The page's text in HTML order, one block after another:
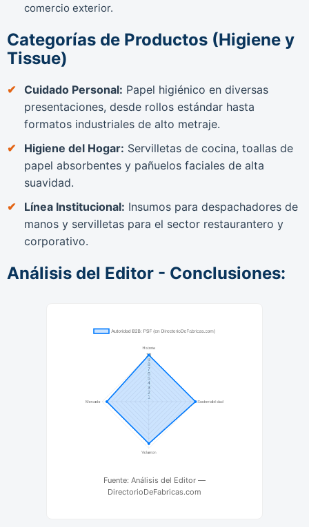
comercio exterior.
Categorías de Productos (Higiene y
Tissue)
Cuidado Personal: Papel higiénico en diversas
presentaciones, desde rollos estándar hasta
formatos industriales de alto metraje.
Higiene del Hogar: Servilletas de cocina, toallas de
papel absorbentes y pañuelos faciales de alta
suavidad.
Línea Institucional: Insumos para despachadores de
manos y servilletas para el sector restaurantero y
corporativo.
Análisis del Editor - Conclusiones:
Fuente: Análisis del Editor —
DirectorioDeFabricas.com